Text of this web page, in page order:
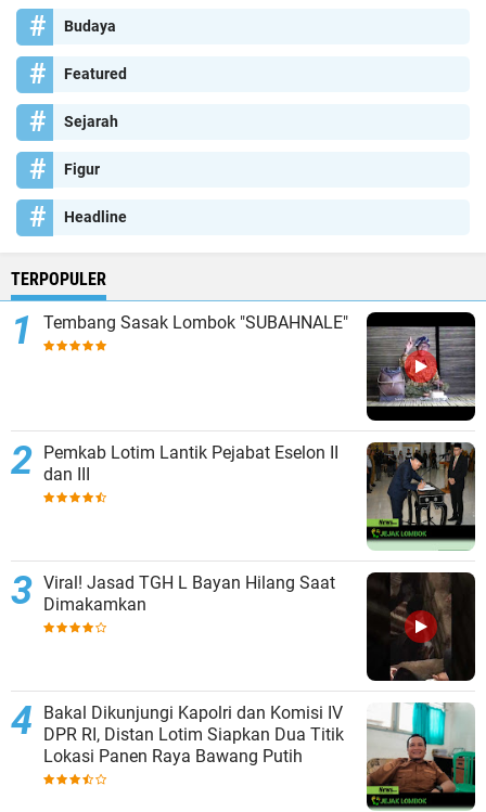
Budaya
Featured
Sejarah
Figur
Headline
TERPOPULER
Tembang Sasak Lombok "SUBAHNALE"
Pemkab Lotim Lantik Pejabat Eselon II
dan III
Viral! Jasad TGH L Bayan Hilang Saat
Dimakamkan
Bakal Dikunjungi Kapolri dan Komisi IV
DPR RI, Distan Lotim Siapkan Dua Titik
Lokasi Panen Raya Bawang Putih